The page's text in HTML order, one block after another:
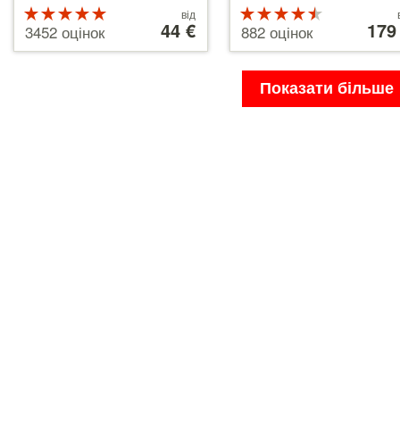
5 з 5
3452 оцінок
від
44 € 4.5 з 5
882 оцінок 179 €
Показати більше